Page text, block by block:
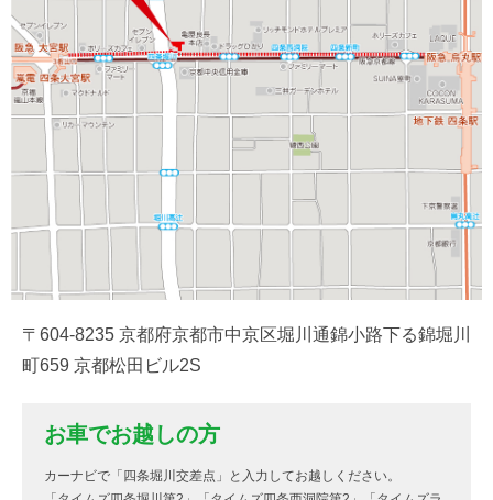
〒604-8235 京都府京都市中京区堀川通錦小路下る錦堀川
町659 京都松田ビル2S
お車でお越しの方
カーナビで「四条堀川交差点」と入力してお越しください。